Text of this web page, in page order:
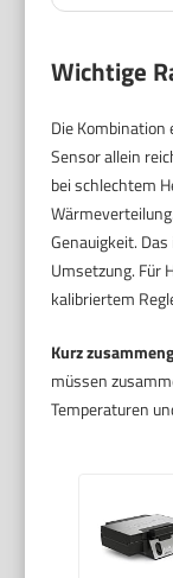
Wichtige
Die Kombination
Sensor allein
bei schlechtem
Genauigkeit.
Umsetzung. Für
kalibriertem
Kurz
müssen
Temperaturen